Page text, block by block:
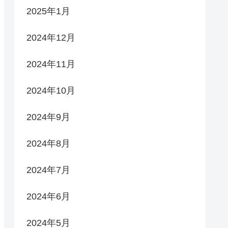
2025年1月
2024年12月
2024年11月
2024年10月
2024年9月
2024年8月
2024年7月
2024年6月
2024年5月